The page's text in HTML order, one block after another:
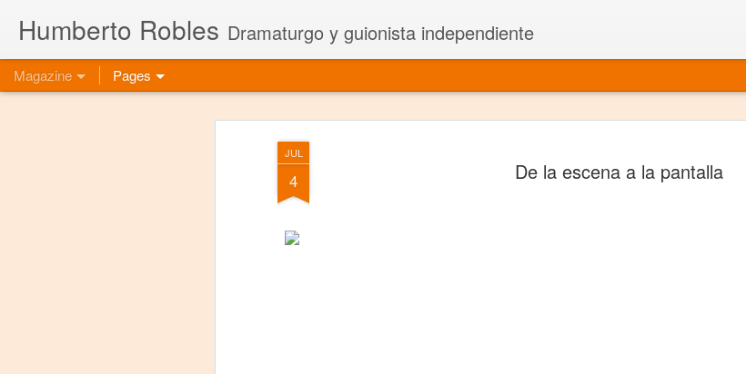
JUL
4 De la escena a la pantalla
Humberto Robles Dramaturgo y guionista independiente
Magazine Pages
1